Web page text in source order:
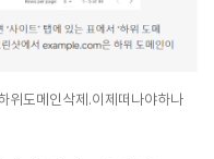
위도메인삭제.이제떠나야하나